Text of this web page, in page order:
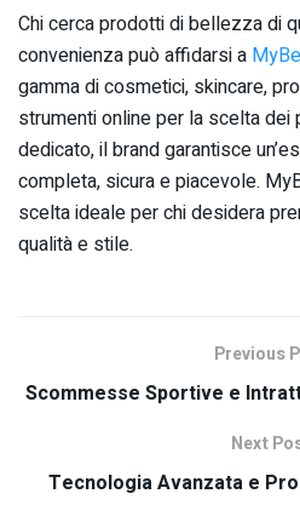
Chi cerca prodotti di bellezza di
convenienza può affidarsi a
gamma di cosmetici, skincare,
strumenti online per la scelta
dedicato, il brand garantisce
completa, sicura e piacevole.
scelta ideale per chi desidera
qualità e stile.
Previous
Scommesse Sportive e
Next
Tecnologia Avanzata e